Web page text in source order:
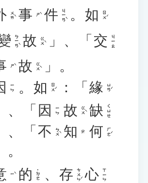
ㄨㄞˋ 事 ㄕˋ 件 ㄐㄧㄢˋ 。 如 ㄖㄨˊ
ㄅㄧㄢˋ 故 ㄍㄨˋ 」、「 交 ㄐㄧㄠ
ㄕˋ 故 ㄍㄨˋ
」。
ㄧㄣ 。 如 ㄖㄨˊ ：「 緣 ㄩㄢˊ
、「 因 ㄧㄣ 故 ㄍㄨˋ 缺 ㄑㄩㄝ
、「 不 ㄅㄨˋ 知 ㄓ 何 ㄏㄜˊ
。
ㄧˋ 的 ˙ㄉㄜ 、 存 ㄘㄨㄣˊ 心 ㄒㄧㄣ